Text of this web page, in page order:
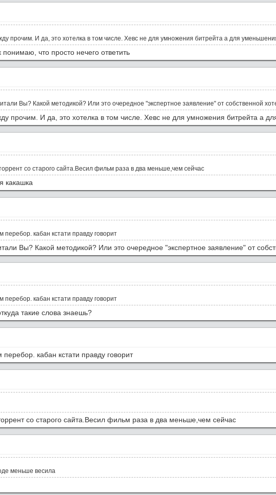
прочим. И да, это хотелка в том числе. Хевс не для умножения битрейта а для
что просто нечего ответить
Вы? Какой методикой? Или это очередное "экспертное заявление" от собственной
прочим. И да, это хотелка в том числе. Хевс не для умножения битрейта а
со старого сайта.Весил фильм раза в два меньше,чем сейчас
какашка
перебор. кабан кстати правду говорит
Вы? Какой методикой? Или это очередное "экспертное заявление" от
перебор. кабан кстати правду говорит
такие слова знаешь?
перебор. кабан кстати правду говорит
со старого сайта.Весил фильм раза в два меньше,чем сейчас
меньше весила